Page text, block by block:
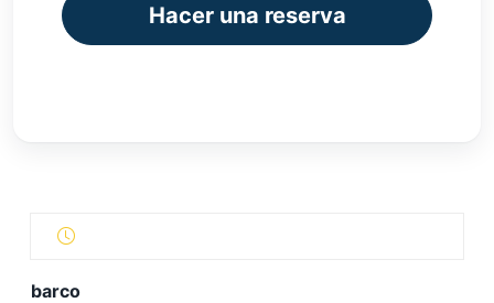
Hacer una reserva
barco